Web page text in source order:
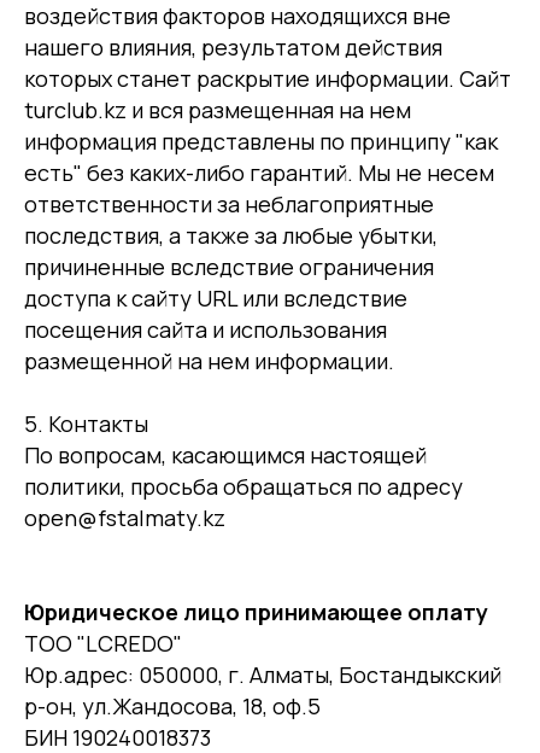
воздействия факторов находящихся вне
нашего влияния, результатом действия
которых станет раскрытие информации. Сайт
turclub.kz и вся размещенная на нем
информация представлены по принципу "как
есть" без каких-либо гарантий. Мы не несем
ответственности за неблагоприятные
последствия, а также за любые убытки,
причиненные вследствие ограничения
доступа к сайту URL или вследствие
посещения сайта и использования
размещенной на нем информации.
5. Контакты
По вопросам, касающимся настоящей
политики, просьба обращаться по адресу
open@fstalmaty.kz
Юридическое лицо принимающее оплату
ТОО "LCREDO"
Юр.адрес: 050000, г. Алматы, Бостандыкский
р-он, ул.Жандосова, 18, оф.5
БИН 190240018373